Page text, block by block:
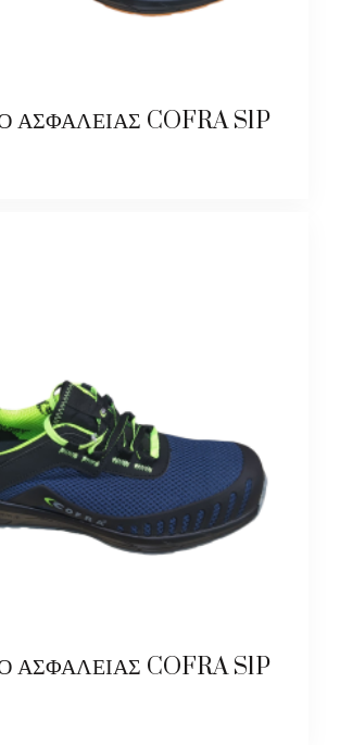
ΑΣΦΑΛΕΙΑΣ COFRA S1P
ΑΣΦΑΛΕΙΑΣ COFRA S1P